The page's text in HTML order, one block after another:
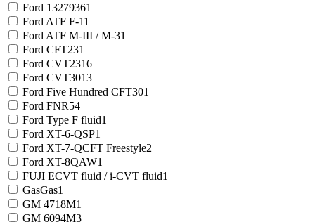
Ford 13279361
Ford ATF F-11
Ford ATF M-III / M-31
Ford CFT231
Ford CVT2316
Ford CVT3013
Ford Five Hundred CFT301
Ford FNR54
Ford Type F fluid1
Ford XT-6-QSP1
Ford XT-7-QCFT Freestyle2
Ford XT-8QAW1
FUJI ECVT fluid / i-CVT fluid1
GasGas1
GM 4718M1
GM 6094M3